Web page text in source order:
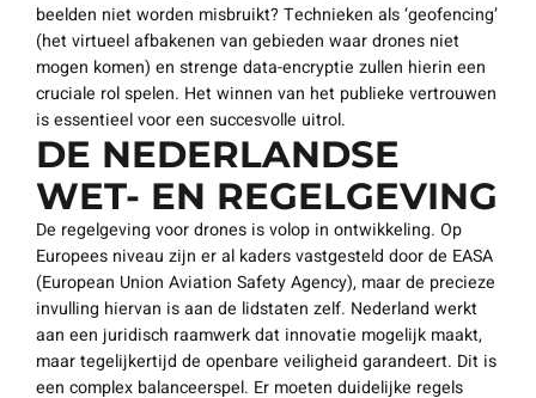
beelden niet worden misbruikt? Technieken als ‘geofencing’
(het virtueel afbakenen van gebieden waar drones niet
mogen komen) en strenge data-encryptie zullen hierin een
cruciale rol spelen. Het winnen van het publieke vertrouwen
is essentieel voor een succesvolle uitrol.
DE NEDERLANDSE
WET- EN REGELGEVING
De regelgeving voor drones is volop in ontwikkeling. Op
Europees niveau zijn er al kaders vastgesteld door de EASA
(European Union Aviation Safety Agency), maar de precieze
invulling hiervan is aan de lidstaten zelf. Nederland werkt
aan een juridisch raamwerk dat innovatie mogelijk maakt,
maar tegelijkertijd de openbare veiligheid garandeert. Dit is
een complex balanceerspel. Er moeten duidelijke regels